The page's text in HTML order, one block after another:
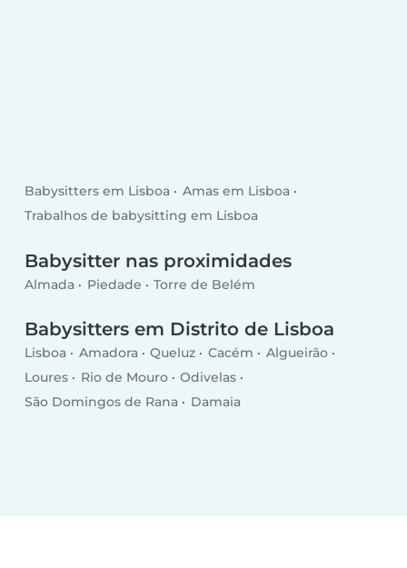
Babysitters em Lisboa
Amas em Lisboa
Trabalhos de babysitting em Lisboa
Babysitter nas proximidades
Almada Piedade Torre de Belém
Babysitters em Distrito de Lisboa
Lisboa Amadora Queluz Cacém
Algueirão
Loures
Rio de Mouro
Odivelas
São Domingos de Rana
Damaia